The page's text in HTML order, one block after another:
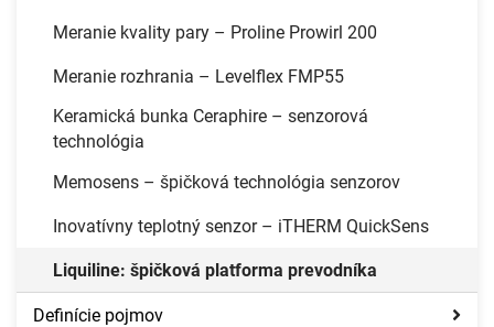
Meranie kvality pary – Proline Prowirl 200
Meranie rozhrania – Levelflex FMP55
Keramická bunka Ceraphire – senzorová
technológia
Memosens – špičková technológia senzorov
Inovatívny teplotný senzor – iTHERM QuickSens
Liquiline: špičková platforma prevodníka
Definície pojmov